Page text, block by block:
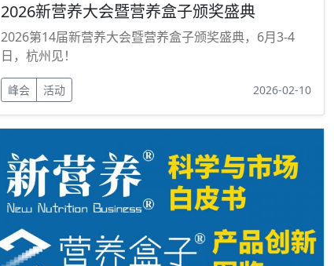
2026新营养大会暨营养盒子颁奖盛典
2026第14届新营养大会暨营养盒子颁奖盛典，6月3-4
日，杭州见！
峰会 活动 2026-02-10